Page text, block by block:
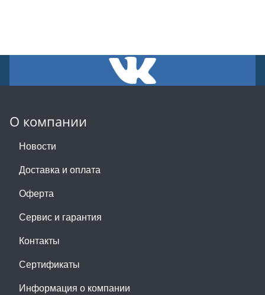
О компании
Новости
Доставка и оплата
Оферта
Сервис и гарантия
Контакты
Сертификаты
Информация о компании